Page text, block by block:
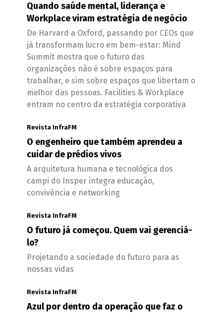
Quando saúde mental, liderança e
Workplace viram estratégia de negócio
De Harvard a Oxford, passando por CEOs que
já transformam lucro em bem-estar: Mind
Summit mostra que o futuro das
organizações não é sobre espaços para
trabalhar, e sim sobre espaços que libertam o
melhor das pessoas. Facilities & Workplace
entram no centro da estratégia corporativa
Revista InfraFM
O engenheiro que também aprendeu a
cuidar de prédios vivos
A arquitetura humana e tecnológica dos
campi do Insper integra educação,
convivência e networking
Revista InfraFM
O futuro já começou. Quem vai gerenciá-
lo?
Projetando a sociedade do futuro para as
nossas vidas
Revista InfraFM
Azul por dentro da operação que faz o